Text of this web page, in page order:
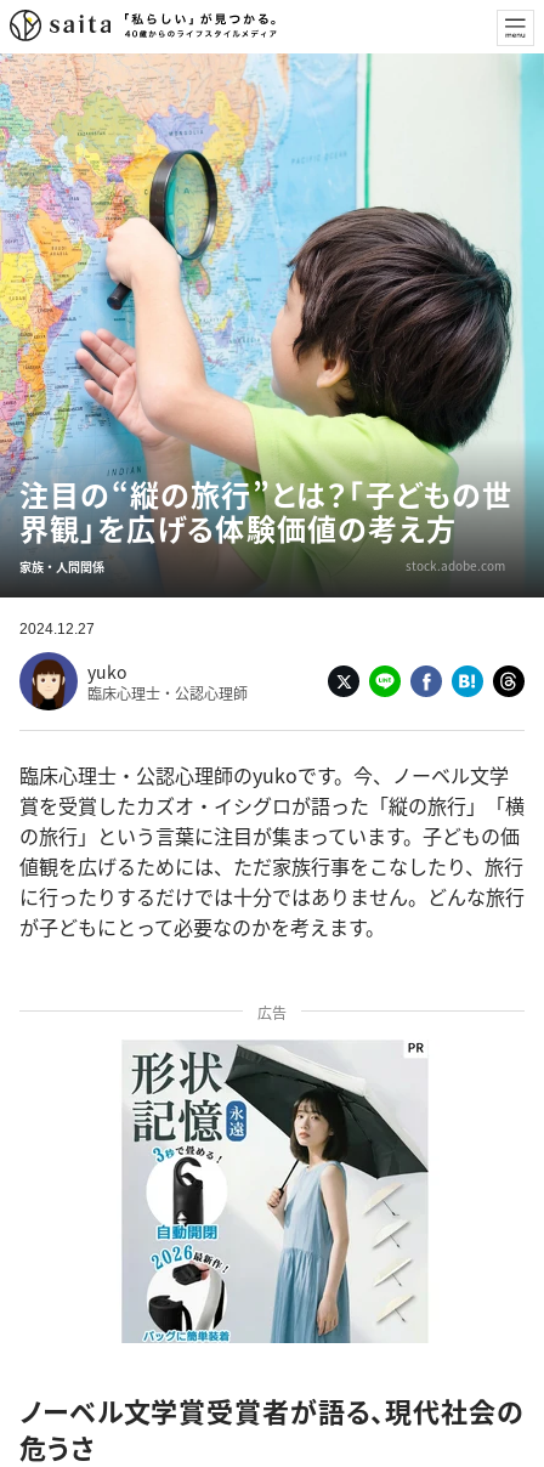
注目の“縦の旅行”とは？「子どもの世
界観」を広げる体験価値の考え方
家族・人間関係 stock.adobe.com
2024.12.27
yuko
臨床心理士・公認心理師
臨床心理士・公認心理師のyukoです。今、ノーベル文学
賞を受賞したカズオ・イシグロが語った「縦の旅行」「横
の旅行」という言葉に注目が集まっています。子どもの価
値観を広げるためには、ただ家族行事をこなしたり、旅行
に行ったりするだけでは十分ではありません。どんな旅行
が子どもにとって必要なのかを考えます。
広告
ノーベル文学賞受賞者が語る、現代社会の
危うさ